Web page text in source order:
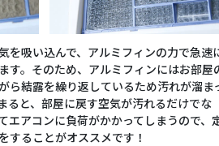
を吸い込んで、アルミフィンの力で急速
す。そのため、アルミフィンにはお部屋
ら結露を繰り返しているため汚れが溜ま
ると、部屋に戻す空気が汚れるだけでな
エアコンに負荷がかかってしまうので、
することがオススメです！